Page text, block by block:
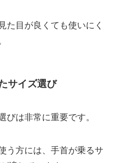
た目が良くても使いにく
サイズ選び
びは非常に重要です。
う方には、手首が乗るサ